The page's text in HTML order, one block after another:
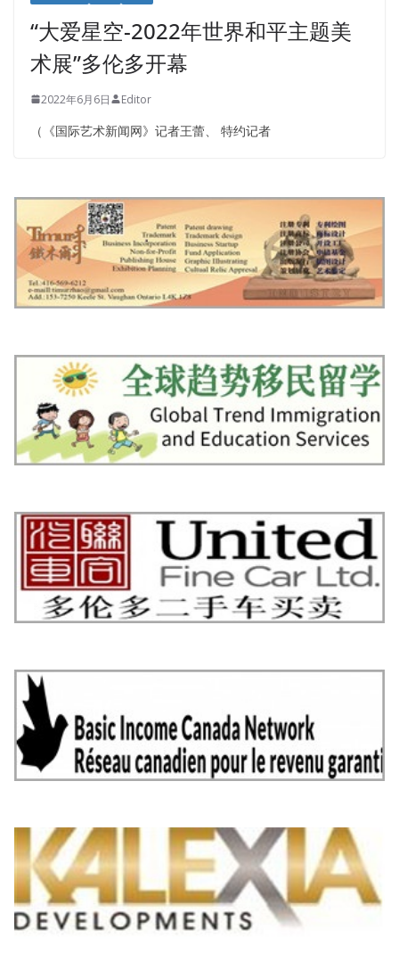
“大爱星空-2022年世界和平主题美
术展”多伦多开幕
2022年6月6日 Editor
（《国际艺术新闻网》记者王蕾、 特约记者